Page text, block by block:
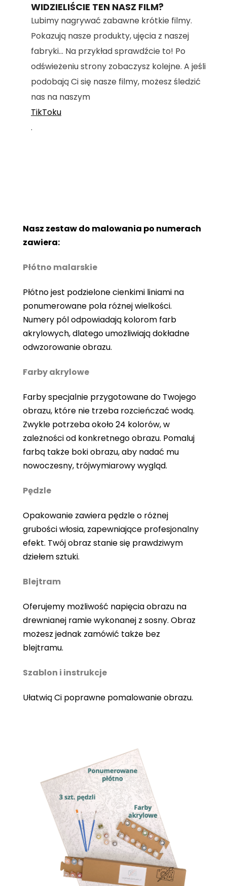
WIDZIELIŚCIE TEN NASZ FILM?
Lubimy nagrywać zabawne krótkie filmy.
Pokazują nasze produkty, ujęcia z naszej
fabryki... Na przykład sprawdźcie to! Po
odświeżeniu strony zobaczysz kolejne. A jeśli
podobają Ci się nasze filmy, możesz śledzić
nas na naszym
TikToku
.
Nasz zestaw do malowania po numerach
zawiera:
Płótno malarskie
Płótno jest podzielone cienkimi liniami na
ponumerowane pola różnej wielkości.
Numery pól odpowiadają kolorom farb
akrylowych, dlatego umożliwiają dokładne
odwzorowanie obrazu.
Farby akrylowe
Farby specjalnie przygotowane do Twojego
obrazu, które nie trzeba rozcieńczać wodą.
Zwykle potrzeba około 24 kolorów, w
zależności od konkretnego obrazu. Pomaluj
farbą także boki obrazu, aby nadać mu
nowoczesny, trójwymiarowy wygląd.
Pędzle
Opakowanie zawiera pędzle o różnej
grubości włosia, zapewniające profesjonalny
efekt. Twój obraz stanie się prawdziwym
dziełem sztuki.
Blejtram
Oferujemy możliwość napięcia obrazu na
drewnianej ramie wykonanej z sosny. Obraz
możesz jednak zamówić także bez
blejtramu.
Szablon i instrukcje
Ułatwią Ci poprawne pomalowanie obrazu.